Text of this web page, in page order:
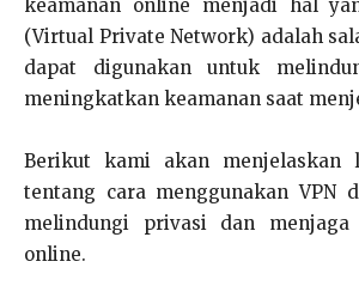
keamanan online menjadi hal
(Virtual Private Network) adalah
dapat digunakan untuk
meningkatkan keamanan saat
Berikut kami akan menjelaskan
tentang cara menggunakan VPN
melindungi privasi dan menjaga
online.